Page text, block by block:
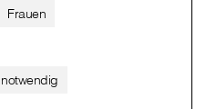
Frauen